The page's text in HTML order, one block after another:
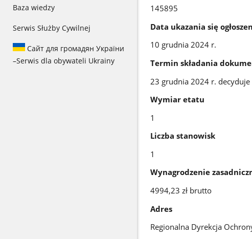
Baza wiedzy
Serwis Służby Cywilnej
Сайт для громадян України
–Serwis dla obywateli Ukrainy
145895
Data ukazania się
10 grudnia 2024 r.
Termin składania
23 grudnia 2024 r.
Wymiar etatu
1
Liczba stanowisk
1
Wynagrodzenie
4994,23 zł brutto
Adres
Regionalna Dyrekcja